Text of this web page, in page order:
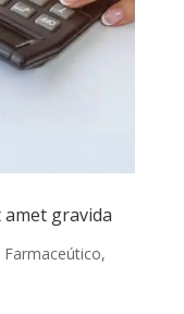
gravida
Farmaceútico,